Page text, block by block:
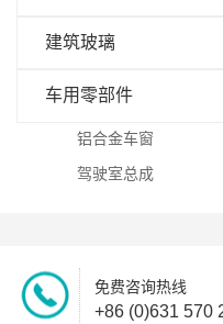
建筑玻璃
车用零部件
铝合金车窗
驾驶室总成
免费咨询热线
+86 (0)631 570